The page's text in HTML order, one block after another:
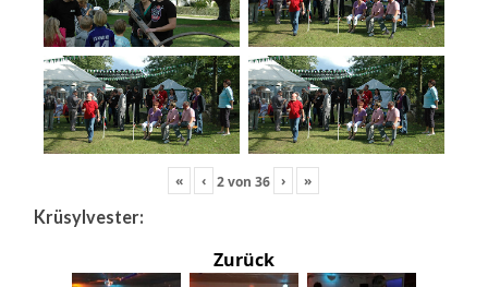
« ‹ 2von36 › »
Krüsylvester:
Zurück